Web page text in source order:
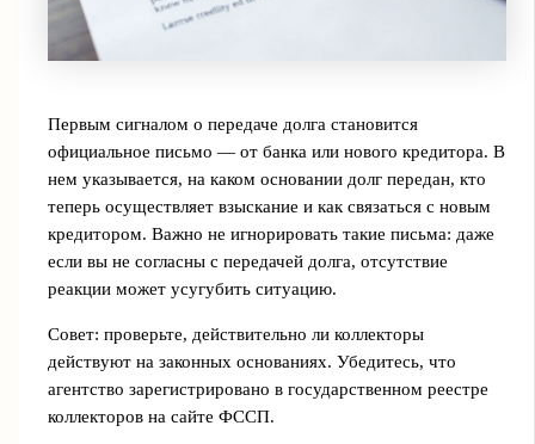
Первым сигналом о передаче долга становится
официальное письмо — от банка или нового кредитора. В
нем указывается, на каком основании долг передан, кто
теперь осуществляет взыскание и как связаться с новым
кредитором. Важно не игнорировать такие письма: даже
если вы не согласны с передачей долга, отсутствие
реакции может усугубить ситуацию.
Совет: проверьте, действительно ли коллекторы
действуют на законных основаниях. Убедитесь, что
агентство зарегистрировано в государственном реестре
коллекторов на сайте ФССП.